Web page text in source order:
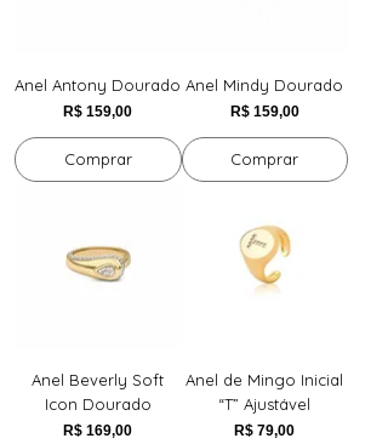
Anel Antony Dourado
Preço
R$ 159,00
Comprar
Anel Mindy Dourado
Preço
R$ 159,00
Comprar
Anel Beverly Soft
Icon Dourado
Preço
R$ 169,00
Anel de Mingo Inicial
“T” Ajustável
Preço
R$ 79,00